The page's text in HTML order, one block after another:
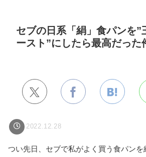
セブの日系「絹」食パンを”
ースト”にしたら最高だった
2022.12.28
つい先日、セブで私がよく買う食パンを